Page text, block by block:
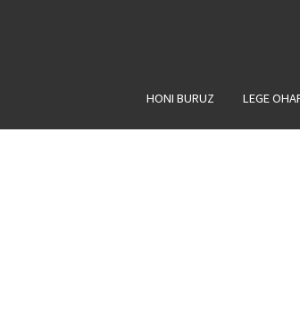
HONI BURUZ LEGE